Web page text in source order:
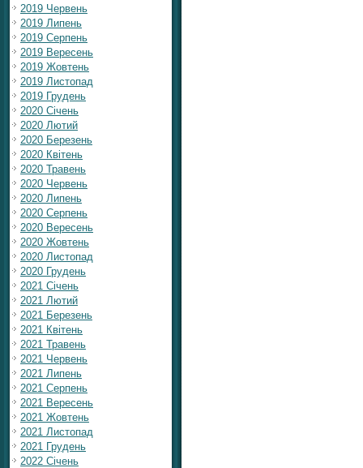
2019 Червень
2019 Липень
2019 Серпень
2019 Вересень
2019 Жовтень
2019 Листопад
2019 Грудень
2020 Січень
2020 Лютий
2020 Березень
2020 Квітень
2020 Травень
2020 Червень
2020 Липень
2020 Серпень
2020 Вересень
2020 Жовтень
2020 Листопад
2020 Грудень
2021 Січень
2021 Лютий
2021 Березень
2021 Квітень
2021 Травень
2021 Червень
2021 Липень
2021 Серпень
2021 Вересень
2021 Жовтень
2021 Листопад
2021 Грудень
2022 Січень